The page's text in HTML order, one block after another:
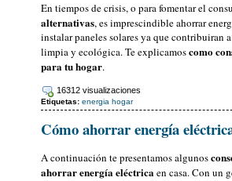
En tiempos de crisis, o para fomentar el
alternativas, es imprescindible ahorrar
instalar paneles solares ya que contribuiran
limpia y ecológica. Te explicamoscomo
para tu hogar.
16312 visualizaciones
Etiquetas: energia hogar
Cómo ahorrar energía
A continuación te presentamos algunos
ahorrar energía eléctrica en casa. Con un